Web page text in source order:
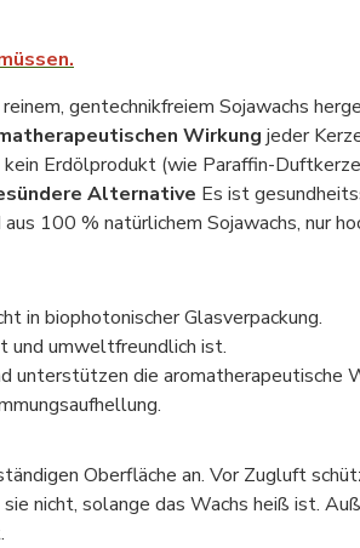
gentechnikfreiem Sojawachs
Wirkung jeder
Erdölprodukt (wie Paraffin-
Alternative Es ist
100 % natürlichem Sojawachs, nur
in biophotonischer Glasverpackung.
und umweltfreundlich ist.
unterstützen die aromatherapeutische
Oberfläche an. Vor Zugluft
nicht, solange das Wachs heiß ist.